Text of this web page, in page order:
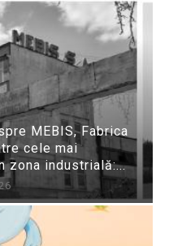
MEBIS, Fabrica
cele mai
zona industrială:...